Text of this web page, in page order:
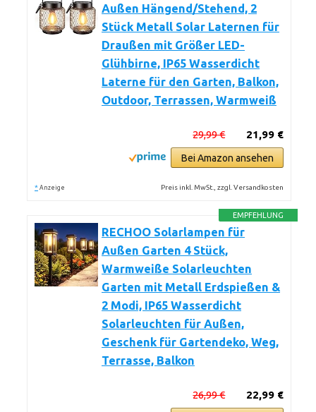
Außen Hängend/Stehend, 2
Stück Metall Solar Laternen für
Draußen mit Größer LED-
Glühbirne, IP65 Wasserdicht
Laterne für den Garten, Balkon,
Outdoor, Terrassen, Warmweiß
21,99 €
29,99 €
Bei Amazon ansehen
* Anzeige Preis inkl. MwSt., zzgl. Versandkosten
EMPFEHLUNG
RECHOO Solarlampen für
Außen Garten 4 Stück,
Warmweiße Solarleuchten
Garten mit Metall Erdspießen &
2 Modi, IP65 Wasserdicht
Solarleuchten für Außen,
Geschenk für Gartendeko, Weg,
Terrasse, Balkon
22,99 €
26,99 €